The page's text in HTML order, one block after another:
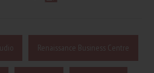
Renaissance Business Centre